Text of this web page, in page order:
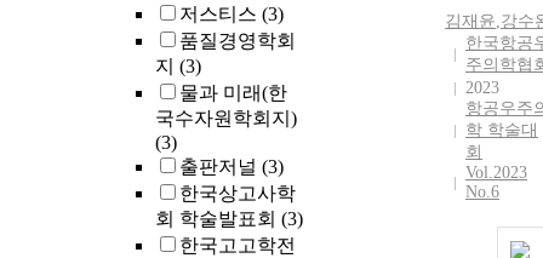
저스티스 (3)
품질경영학회
지 (3)
물과 미래(한
국수자원학회지)
(3)
출판저널 (3)
한국상고사학
회 학술발표회 (3)
한국고고학전
generalized
sidelobe
canceller
for adaptive
beamforming
has been
exploited
successfully.
However, in
김재윤,강수
한국항공
주의학협
2023
항공우주
학 학술대
회
Vol.2023
No.6